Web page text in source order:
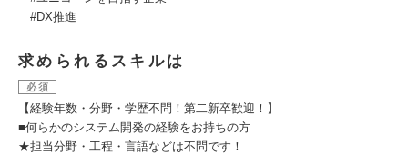
#DX推進
求められるスキルは
必須
【経験年数・分野・学歴不問！第二新卒歓迎！】
■何らかのシステム開発の経験をお持ちの方
★担当分野・工程・言語などは不問です！